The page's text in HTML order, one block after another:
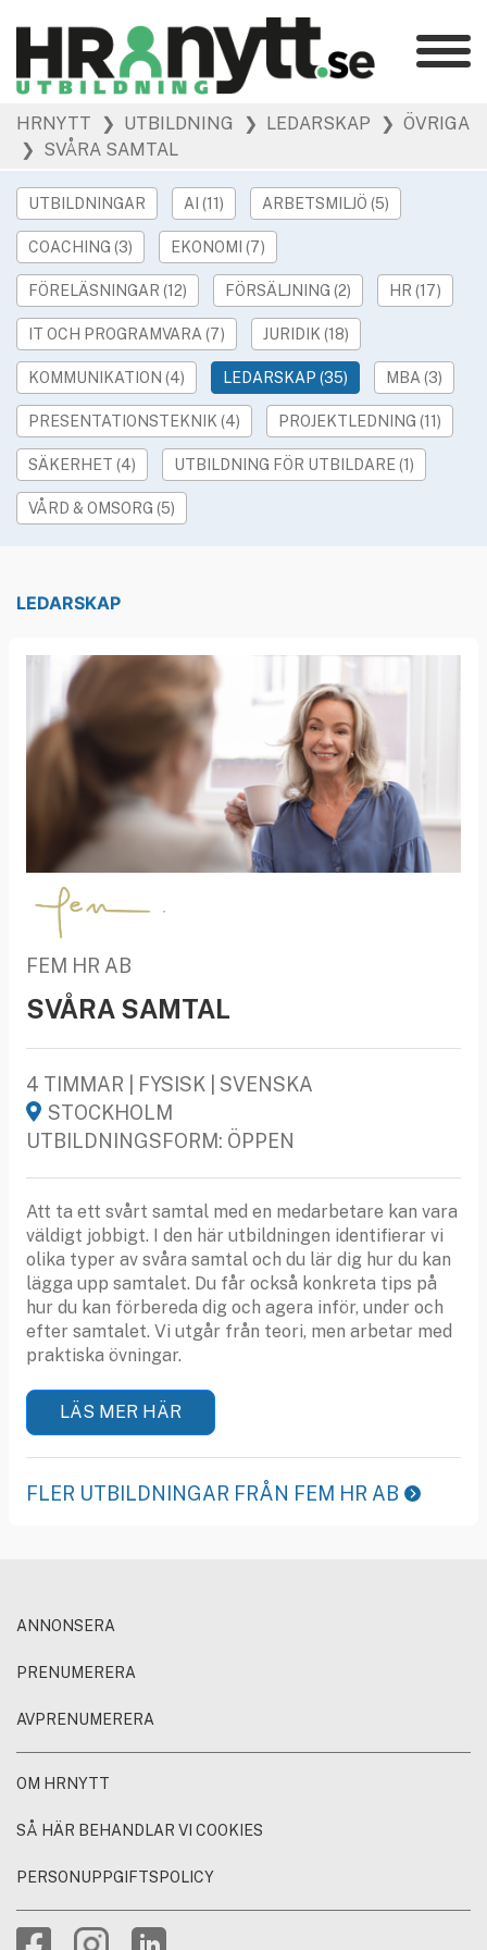
Kategorier
HR Barometer »
HR-yrket
Ledarskap
Arbetsmiljö
Rekrytering
Hållbarhet »
Podcast
Event »
Våra övriga sajter
Utbildning
Rekryteringsguiden
HRNYTT ❯ UTBILDNING ❯ LEDARSKAP
❯ ÖVRIGA
❯ SVÅRA SAMTAL
UTBILDNINGAR AI (11) ARBETSMILJÖ (5)
COACHING (3) EKONOMI (7)
FÖRELÄSNINGAR (12) FÖRSÄLJNING (2) HR (17)
IT OCH PROGRAMVARA (7) JURIDIK (18)
KOMMUNIKATION (4) LEDARSKAP (35) MBA (3)
PRESENTATIONSTEKNIK (4) PROJEKTLEDNING (11)
SÄKERHET (4) UTBILDNING FÖR UTBILDARE (1)
VÅRD & OMSORG (5)
LEDARSKAP
FEM HR AB
SVÅRA SAMTAL
4 TIMMAR | FYSISK | SVENSKA
STOCKHOLM
UTBILDNINGSFORM: ÖPPEN
Att ta ett svårt samtal med en medarbetare kan vara
väldigt jobbigt. I den här utbildningen identifierar vi
olika typer av svåra samtal och du lär dig hur du kan
lägga upp samtalet. Du får också konkreta tips på
hur du kan förbereda dig och agera inför, under och
efter samtalet. Vi utgår från teori, men arbetar med
praktiska övningar.
LÄS MER HÄR
FLER UTBILDNINGAR FRÅN FEM HR AB
ANNONSERA
PRENUMERERA
AVPRENUMERERA
OM HRNYTT
SÅ HÄR BEHANDLAR VI COOKIES
PERSONUPPGIFTSPOLICY